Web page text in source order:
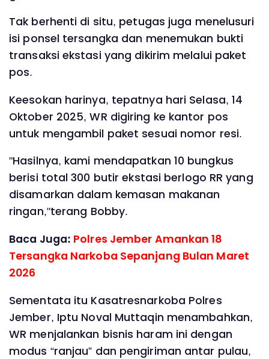
Tak berhenti di situ, petugas juga menelusuri
isi ponsel tersangka dan menemukan bukti
transaksi ekstasi yang dikirim melalui paket
pos.
Keesokan harinya, tepatnya hari Selasa, 14
Oktober 2025, WR digiring ke kantor pos
untuk mengambil paket sesuai nomor resi.
"Hasilnya, kami mendapatkan 10 bungkus
berisi total 300 butir ekstasi berlogo RR yang
disamarkan dalam kemasan makanan
ringan,"terang Bobby.
Baca Juga: Polres Jember Amankan 18
Tersangka Narkoba Sepanjang Bulan Maret
2026
Sementata itu Kasatresnarkoba Polres
Jember, Iptu Noval Muttaqin menambahkan,
WR menjalankan bisnis haram ini dengan
modus “ranjau” dan pengiriman antar pulau,